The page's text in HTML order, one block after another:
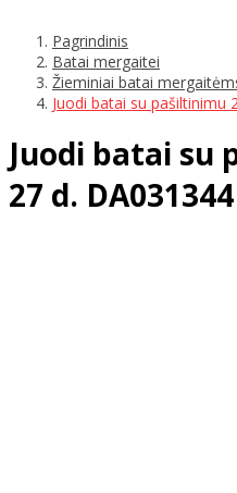
Pagrindinis
Batai mergaitei
Žieminiai batai
Juodi batai su pašiltinimu
Juodi batai su
27 d. DA031344